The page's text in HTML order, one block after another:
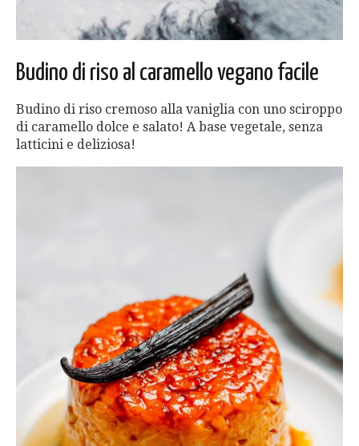
Budino di riso al caramello vegano facile
Budino di riso cremoso alla vaniglia con uno sciroppo
di caramello dolce e salato! A base vegetale, senza
latticini e deliziosa!